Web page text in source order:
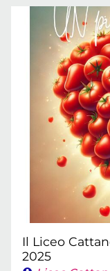
Il Liceo
2025